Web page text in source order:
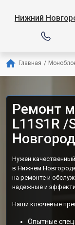
Нижний
Главная /
Ремонт
L11S1R
Нужен
в Нижнем
на ремонте и
надежные и
Наши ключевые
Опытные